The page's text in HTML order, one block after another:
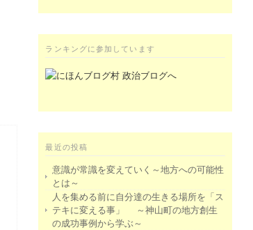
ランキングに参加しています
最近の投稿
意識が常識を変えていく～地方への可能性
とは～
人を集める前に自分達の生きる場所を「ス
テキに変える事」 ～神山町の地方創生
の成功事例から学ぶ～